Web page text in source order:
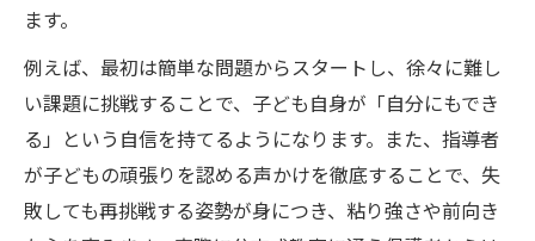
家庭で実感する幼児の非認知能力の変化
非認知能力を高める幼児の学び方とは
幼児の非認知能力を伸ばすための学び方解
説
ます。
例えば、最初は簡単な問題からスタートし、徐々に難し
い課題に挑戦することで、子ども自身が「自分にもでき
る」という自信を持てるようになります。また、指導者
が子どもの頑張りを認める声かけを徹底することで、失
敗しても再挑戦する姿勢が身につき、粘り強さや前向き